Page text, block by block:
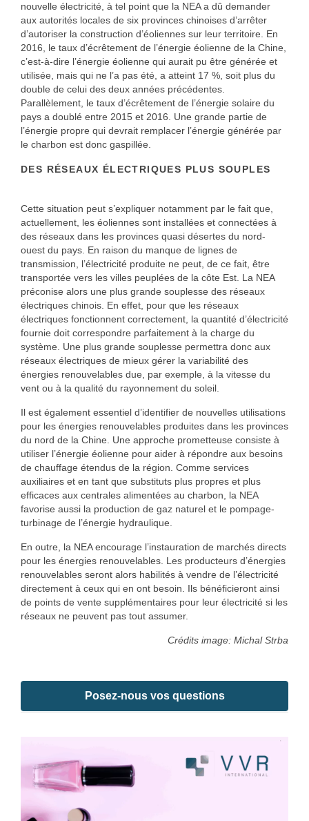
nouvelle électricité, à tel point que la NEA a dû demander
aux autorités locales de six provinces chinoises d’arrêter
d’autoriser la construction d’éoliennes sur leur territoire. En
2016, le taux d’écrêtement de l’énergie éolienne de la Chine,
c’est-à-dire l’énergie éolienne qui aurait pu être générée et
utilisée, mais qui ne l’a pas été, a atteint 17 %, soit plus du
double de celui des deux années précédentes.
Parallèlement, le taux d’écrêtement de l’énergie solaire du
pays a doublé entre 2015 et 2016. Une grande partie de
l’énergie propre qui devrait remplacer l’énergie générée par
le charbon est donc gaspillée.
DES RÉSEAUX ÉLECTRIQUES PLUS SOUPLES
Cette situation peut s’expliquer notamment par le fait que,
actuellement, les éoliennes sont installées et connectées à
des réseaux dans les provinces quasi désertes du nord-
ouest du pays. En raison du manque de lignes de
transmission, l’électricité produite ne peut, de ce fait, être
transportée vers les villes peuplées de la côte Est. La NEA
préconise alors une plus grande souplesse des réseaux
électriques chinois. En effet, pour que les réseaux
électriques fonctionnent correctement, la quantité d’électricité
fournie doit correspondre parfaitement à la charge du
système. Une plus grande souplesse permettra donc aux
réseaux électriques de mieux gérer la variabilité des
énergies renouvelables due, par exemple, à la vitesse du
vent ou à la qualité du rayonnement du soleil.
Il est également essentiel d’identifier de nouvelles utilisations
pour les énergies renouvelables produites dans les provinces
du nord de la Chine. Une approche prometteuse consiste à
utiliser l’énergie éolienne pour aider à répondre aux besoins
de chauffage étendus de la région. Comme services
auxiliaires et en tant que substituts plus propres et plus
efficaces aux centrales alimentées au charbon, la NEA
favorise aussi la production de gaz naturel et le pompage-
turbinage de l’énergie hydraulique.
En outre, la NEA encourage l’instauration de marchés directs
pour les énergies renouvelables. Les producteurs d’énergies
renouvelables seront alors habilités à vendre de l’électricité
directement à ceux qui en ont besoin. Ils bénéficieront ainsi
de points de vente supplémentaires pour leur électricité si les
réseaux ne peuvent pas tout assumer.
Crédits image: Michal Strba
Posez-nous vos questions